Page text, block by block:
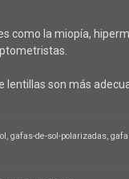
como la miopía,
son más
gafas-de-sol-polarizadas